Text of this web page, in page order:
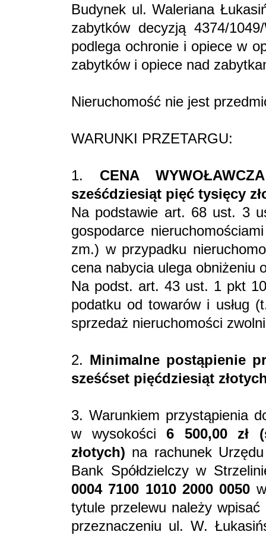
Budynek ul. Waleriana
zabytków decyzją 4374/
podlega ochronie i opiece w
zabytków i opiece nad
Nieruchomość nie jest
WARUNKI PRZETARGU:
1. CENA
sześćdziesiąt pięć tysięcy
Na podstawie art. 68 ust. 3
gospodarce
zm.) w przypadku
cena nabycia ulega obniżeniu
Na podst. art. 43 ust. 1 pkt
podatku od towarów i usług
sprzedaż nieruchomości
2. Minimalne postąpienie
sześćset pięćdziesiąt
3. Warunkiem przystąpienia
w wysokości 6 500,00 zł
złotych) na rachunek
Bank Spółdzielczy w
0004 7100 1010 2000 0050
tytule przelewu należy
przeznaczeniu ul. W.